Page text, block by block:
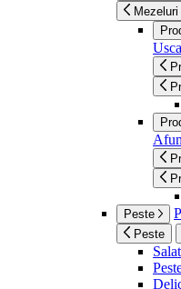
Mezeluri
Peste
Peste